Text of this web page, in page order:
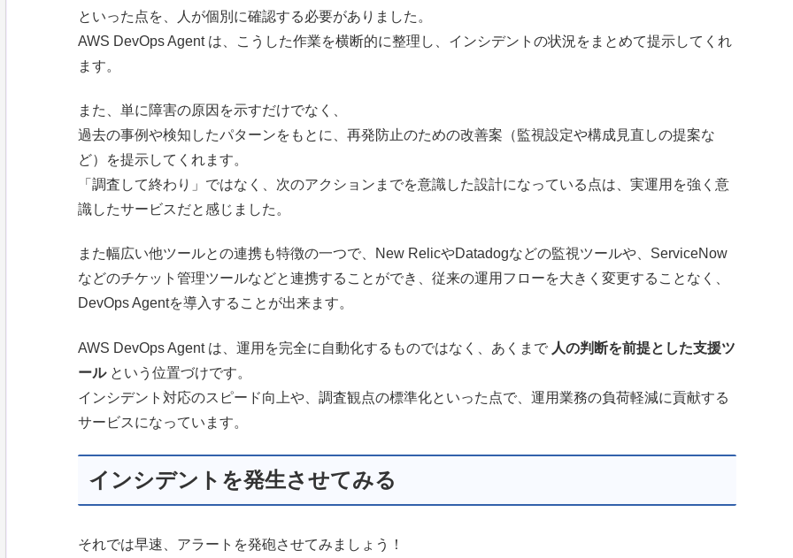
といった点を、人が個別に確認する必要がありました。
AWS DevOps Agent は、こうした作業を横断的に整理し、インシデントの状況をまとめて提示してくれ
ます。
また、単に障害の原因を示すだけでなく、
過去の事例や検知したパターンをもとに、再発防止のための改善案（監視設定や構成見直しの提案な
ど）を提示してくれます。
「調査して終わり」ではなく、次のアクションまでを意識した設計になっている点は、実運用を強く意
識したサービスだと感じました。
また幅広い他ツールとの連携も特徴の一つで、New RelicやDatadogなどの監視ツールや、ServiceNow
などのチケット管理ツールなどと連携することができ、従来の運用フローを大きく変更することなく、
DevOps Agentを導入することが出来ます。
AWS DevOps Agent は、運用を完全に自動化するものではなく、あくまで 人の判断を前提とした支援ツ
ールという位置づけです。
インシデント対応のスピード向上や、調査観点の標準化といった点で、運用業務の負荷軽減に貢献する
サービスになっています。
インシデントを発生させてみる
それでは早速、アラートを発砲させてみましょう！